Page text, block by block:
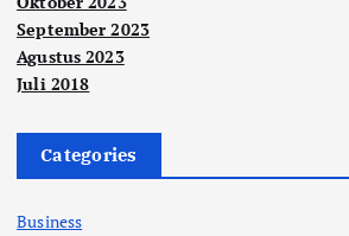
September 2023
Agustus 2023
Juli 2018
Categories
Business